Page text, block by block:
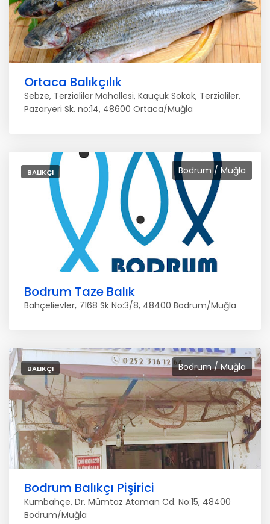
Ortaca Balıkçılık
Sebze, Terzialiler Mahallesi, Kauçuk Sokak, Terzialiler,
Pazaryeri Sk. no:14, 48600 Ortaca/Muğla
Bodrum / Muğla
BALIKÇI
Bodrum Taze Balık
Bahçelievler, 7168 Sk No:3/8, 48400 Bodrum/Muğla
Bodrum / Muğla
BALIKÇI
Bodrum Balıkçı Pişirici
Kumbahçe, Dr. Mümtaz Ataman Cd. No:15, 48400
Bodrum/Muğla